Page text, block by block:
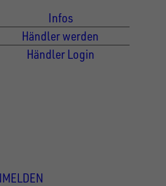
Infos
Händler werden
Händler Login